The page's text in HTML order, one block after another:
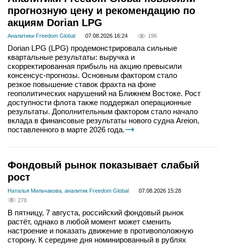
прогнозную цену и рекомендацию по
акциям Dorian LPG
Аналитики Freedom Global 07.08.2026 16:24 196
Dorian LPG (LPG) продемонстрировала сильные
квартальные результаты: выручка и
скорректированная прибыль на акцию превысили
консенсус-прогнозы. Основным фактором стало
резкое повышение ставок фрахта на фоне
геополитических нарушений на Ближнем Востоке. Рост
доступности флота также поддержал операционные
результаты. Дополнительным фактором стало начало
вклада в финансовые результаты нового судна Areion,
поставленного в марте 2026 года.
Фондовый рынок показывает слабый
рост
Наталья Мильчакова, аналитик Freedom Global
07.08.2026 15:28
278
В пятницу, 7 августа, российский фондовый рынок
растёт, однако в любой момент может сменить
настроение и показать движение в противоположную
сторону. К середине дня номинированный в рублях